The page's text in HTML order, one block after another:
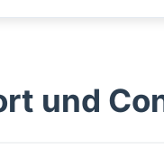
und